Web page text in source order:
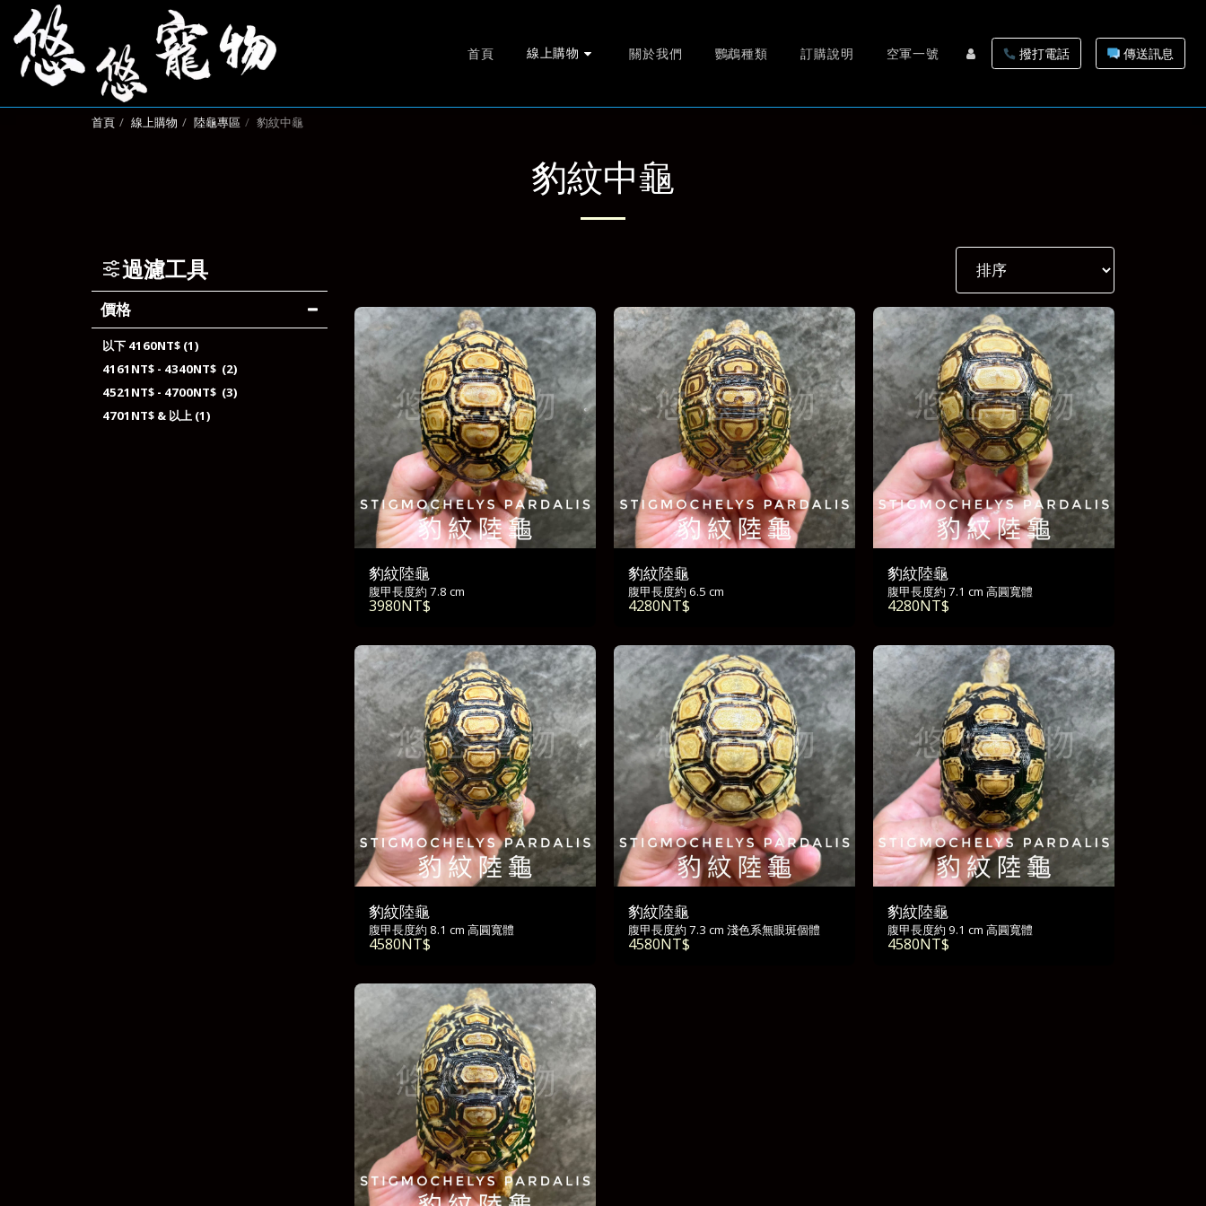
首頁 線上購物 關於我們 鸚鵡種類 訂購說明 空軍一號 撥打電話 傳送訊息
首頁 線上購物 陸龜專區 豹紋中龜
豹紋中龜
過濾工具
價格
以下 4160NT$ (1)
4161 NT$ - 4340NT$ (2)
4521 NT$ - 4700NT$ (3)
4701 NT$ & 以上 (1)
豹紋陸龜
腹甲長度約 7.8 cm
3980NT$
豹紋陸龜
腹甲長度約 6.5 cm
4280NT$
豹紋陸龜
腹甲長度約 7.1 cm 高圓寬體
4280NT$
豹紋陸龜
腹甲長度約 8.1 cm 高圓寬體
4580NT$
豹紋陸龜
腹甲長度約 7.3 cm 淺色系無眼斑個體
4580NT$
豹紋陸龜
腹甲長度約 9.1 cm 高圓寬體
4580NT$